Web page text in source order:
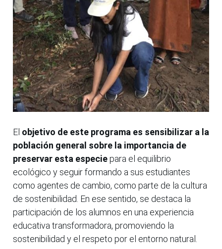
El objetivo de este programa es sensibilizar a la
población general sobre la importancia de
preservar esta especiepara el equilibrio
ecológico y seguir formando a sus estudiantes
como agentes de cambio, como parte de la cultura
de sostenibilidad. En ese sentido, se destaca la
participación de los alumnos en una experiencia
educativa transformadora, promoviendo la
sostenibilidad y el respeto por el entorno natural.